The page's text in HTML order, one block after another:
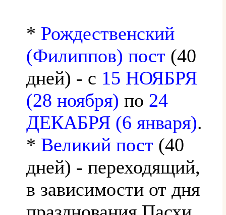
* Рождественский
(Филиппов) пост (40
дней) - с 15 НОЯБРЯ
(28 ноября) по 24
ДЕКАБРЯ (6 января).
* Великий пост (40
дней) - переходящий,
в зависимости от дня